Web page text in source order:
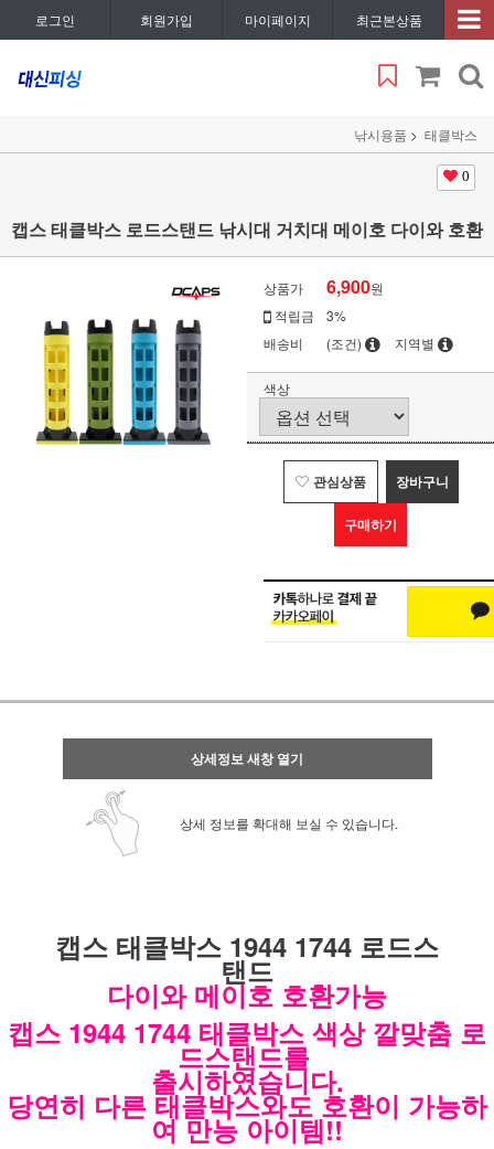
로그인 회원가입 마이페이지 최근본상품
낚시용품 태클박스
0
캡스 태클박스 로드스탠드 낚시대 거치대 메이호 다이와 호환
상품가 6,900원
적립금
3%
배송비
(조건) 지역별
색상
관심상품 장바구니
구매하기
상세정보 새창 열기
상세 정보를 확대해 보실 수 있습니다.
캡스 태클박스 1944 1744 로드스
탠드
다이와 메이호 호환가능
캡스 1944 1744 태클박스 색상 깔맞춤 로
드스탠드를
출시하였습니다.
당연히 다른 태클박스와도 호환이 가능하
여 만능 아이템!!